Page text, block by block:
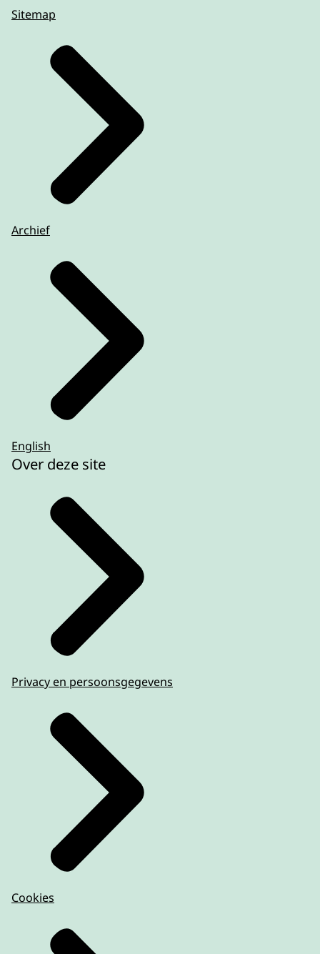
Sitemap
Archief
English
Over deze site
Privacy en persoonsgegevens
Cookies